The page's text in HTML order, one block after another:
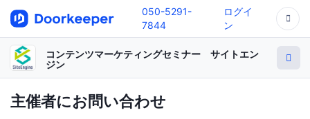
050-5291-
7844
ログイ
ン
コンテンツマーケティングセミナー サイトエン
ジン
主催者にお問い合わせ